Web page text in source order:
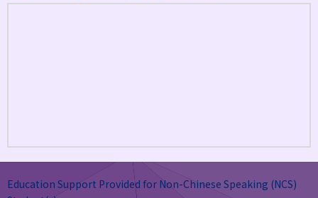
Education Support Provided for Non-Chinese Speaking (NCS)